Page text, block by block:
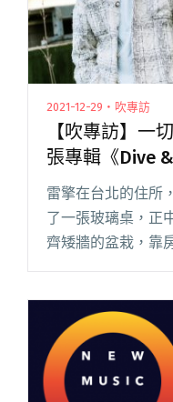
2021-12-29・吹專訪
【吹專訪】一
張專輯《Dive &
雷擎在台北的住所
了一張玻璃桌，正
齊矮牆的盆栽，靠
「獵」來的。加蓋
所。雜物井然堆疊
"【吹專訪】一切
《Dive & Give》"